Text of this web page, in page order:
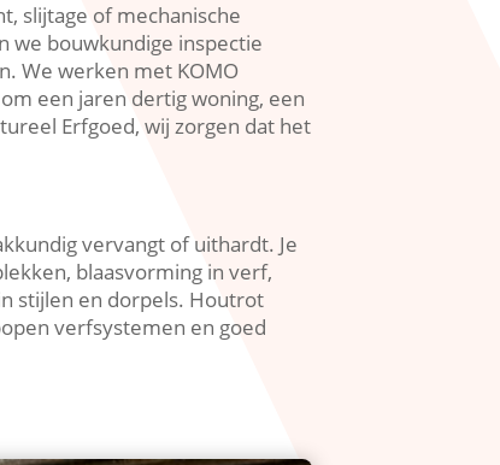
slijtage of mechanische
we bouwkundige inspectie
We werken met KOMO
een jaren dertig woning, een
Erfgoed, wij zorgen dat het
vervangt of uithardt.​ Je
blaasvorming in verf,
stijlen en dorpels.​ Houtrot
verfsystemen en goed